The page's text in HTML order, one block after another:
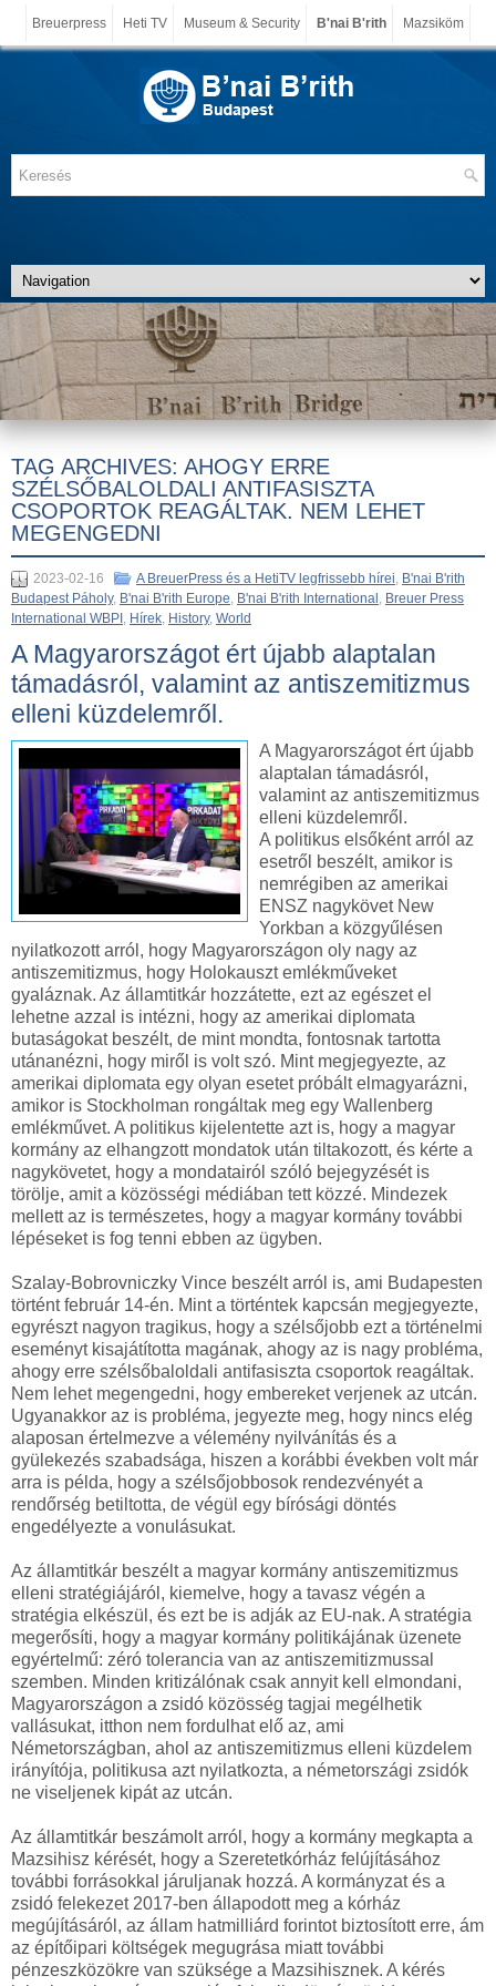
Breuerpress Heti TV Museum & Security B'nai B'rith Mazsiköm
TAG ARCHIVES: AHOGY ERRE
SZÉLSŐBALOLDALI ANTIFASISZTA
CSOPORTOK REAGÁLTAK. NEM LEHET
MEGENGEDNI
2023-02-16 A BreuerPress és a HetiTV legfrissebb hírei, B'nai B'rith
Budapest Páholy, B'nai B'rith Europe, B'nai B'rith International , Breuer Press
International WBPI , Hírek, History, World
A Magyarországot ért újabb alaptalan
támadásról, valamint az antiszemitizmus
elleni küzdelemről.
A Magyarországot ért újabb
alaptalan támadásról,
valamint az antiszemitizmus
elleni küzdelemről.
A politikus elsőként arról az
esetről beszélt, amikor is
nemrégiben az amerikai
ENSZ nagykövet New
Yorkban a közgyűlésen
nyilatkozott arról, hogy Magyarországon oly nagy az
antiszemitizmus, hogy Holokauszt emlékműveket
gyaláznak. Az államtitkár hozzátette, ezt az egészet el
lehetne azzal is intézni, hogy az amerikai diplomata
butaságokat beszélt, de mint mondta, fontosnak tartotta
utánanézni, hogy miről is volt szó. Mint megjegyezte, az
amerikai diplomata egy olyan esetet próbált elmagyarázni,
amikor is Stockholman rongáltak meg egy Wallenberg
emlékművet. A politikus kijelentette azt is, hogy a magyar
kormány az elhangzott mondatok után tiltakozott, és kérte a
nagykövetet, hogy a mondatairól szóló bejegyzését is
törölje, amit a közösségi médiában tett közzé. Mindezek
mellett az is természetes, hogy a magyar kormány további
lépéseket is fog tenni ebben az ügyben.
Szalay-Bobrovniczky Vince beszélt arról is, ami Budapesten
történt február 14-én. Mint a történtek kapcsán megjegyezte,
egyrészt nagyon tragikus, hogy a szélsőjobb ezt a történelmi
eseményt kisajátította magának, ahogy az is nagy probléma,
ahogy erre szélsőbaloldali antifasiszta csoportok reagáltak.
Nem lehet megengedni, hogy embereket verjenek az utcán.
Ugyanakkor az is probléma, jegyezte meg, hogy nincs elég
alaposan értelmezve a vélemény nyilvánítás és a
gyülekezés szabadsága, hiszen a korábbi években volt már
arra is példa, hogy a szélsőjobbosok rendezvényét a
rendőrség betiltotta, de végül egy bírósági döntés
engedélyezte a vonulásukat.
Az államtitkár beszélt a magyar kormány antiszemitizmus
elleni stratégiájáról, kiemelve, hogy a tavasz végén a
stratégia elkészül, és ezt be is adják az EU-nak. A stratégia
megerősíti, hogy a magyar kormány politikájának üzenete
egyértelmű: zéró tolerancia van az antiszemitizmussal
szemben. Minden kritizálónak csak annyit kell elmondani,
Magyarországon a zsidó közösség tagjai megélhetik
vallásukat, itthon nem fordulhat elő az, ami
Németországban, ahol az antiszemitizmus elleni küzdelem
irányítója, politikusa azt nyilatkozta, a németországi zsidók
ne viseljenek kipát az utcán.
Az államtitkár beszámolt arról, hogy a kormány megkapta a
Mazsihisz kérését, hogy a Szeretetkórház felújításához
további forrásokkal járuljanak hozzá. A kormányzat és a
zsidó felekezet 2017-ben állapodott meg a kórház
megújításáról, az állam hatmilliárd forintot biztosított erre, ám
az építőipari költségek megugrása miatt további
pénzeszközökre van szüksége a Mazsihisznek. A kérés